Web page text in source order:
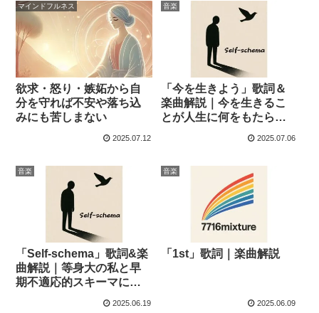
マインドフルネス
欲求・怒り・嫉妬から自
分を守れば不安や落ち込
みにも苦しまない
2025.07.12
音楽
「今を生きよう」歌詞＆
楽曲解説｜今を生きるこ
とが人生に何をもたらす
2025.07.06
音楽
「Self-schema」歌詞&楽
曲解説｜等身大の私と早
期不適応的スキーマにつ
2025.06.19
音楽
「1st」歌詞｜楽曲解説
2025.06.09